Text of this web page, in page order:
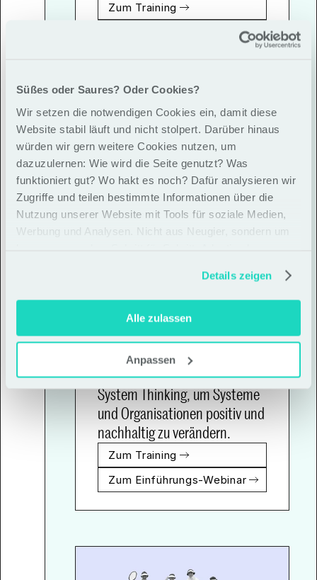
Süßes oder Saures? Oder Cookies?
Wir setzen die notwendigen Cookies ein, damit diese
Website stabil läuft und nicht stolpert. Darüber hinaus
würden wir gern weitere Cookies nutzen, um
dazuzulernen: Wie wird die Seite genutzt? Was
funktioniert gut? Wo hakt es noch? Dafür analysieren wir
Zugriffe und teilen bestimmte Informationen über die
Nutzung unserer Website mit Tools für soziale Medien,
Werbung und Analysen. Nicht aus Neugier, sondern um
Details zeigen
Alle zulassen
Anpassen
Zum Training
Zum Einführungs-Webinar
Systemic Design für
Innovator*innen und
Organisationsentwickelnde
verbindet Design Thinking mit
System Thinking, um Systeme
und Organisationen positiv und
nachhaltig zu verändern.
Zum Training
Zum Einführungs-Webinar